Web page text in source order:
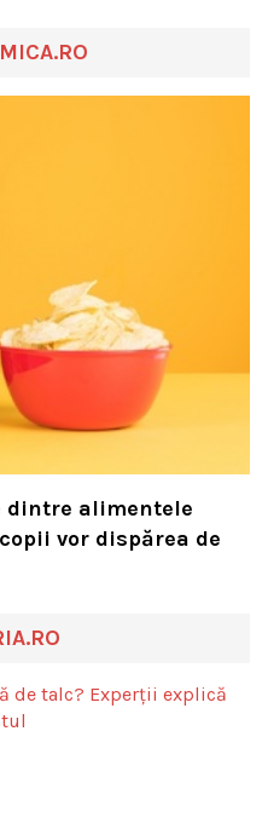
dintre alimentele
vor dispărea de